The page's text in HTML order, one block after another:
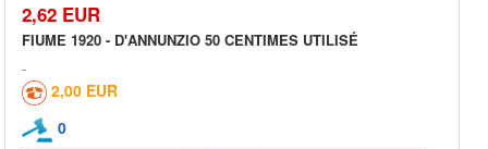
2,62 EUR
FIUME 1920 - D'ANNUNZIO 50 CENTIMES UTILISÉ
2,00 EUR
0